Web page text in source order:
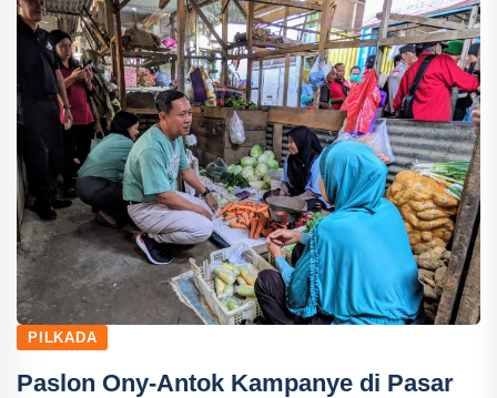
PILKADA
Paslon Ony-Antok Kampanye di Pasar